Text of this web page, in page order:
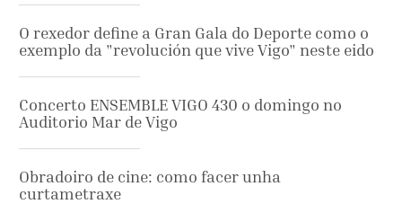
O rexedor define a Gran Gala do Deporte como o
exemplo da "revolución que vive Vigo" neste eido
Concerto ENSEMBLE VIGO 430 o domingo no
Auditorio Mar de Vigo
Obradoiro de cine: como facer unha
curtametraxe